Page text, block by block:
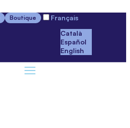
Boutique
Français
Català
Español
English